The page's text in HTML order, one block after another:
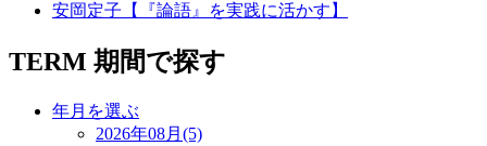
安岡定子【『論語』を実践に活かす】
TERM 期間で探す
年月を選ぶ
2026年08月(5)